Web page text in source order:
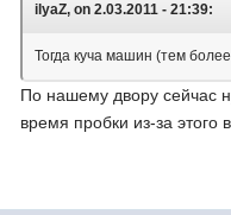
ilyaZ, on 2.03.2011 - 21:39:
Тогда куча машин (тем
По нашему двору сейчас
время пробки из-за этого